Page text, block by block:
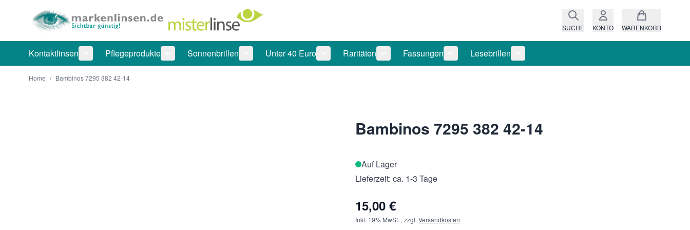
SUCHE KONTO WARENKORB
Kontaktlinsen
Untermenü für Kategorie Kontaktlinsen anzeigen
Pflegeprodukte
Untermenü für Kategorie Pflegeprodukte anzeigen
Sonnenbrillen
Untermenü für Kategorie Sonnenbrillen anzeigen
Unter 40 Euro
Untermenü für Kategorie Unter 40 Euro anzeigen
Raritäten
Untermenü für Kategorie Raritäten anzeigen
Fassungen
Untermenü für Kategorie Fassungen anzeigen
Lesebrillen
Untermenü für Kategorie Lesebrillen anzeigen
Home / Bambinos 7295 382 42-14
Bambinos 7295 382 42-14
Auf Lager
Lieferzeit: ca. 1-3 Tage
15,00 €
Inkl. 19% MwSt. , zzgl. Versandkosten